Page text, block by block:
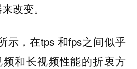
改变。
示，在tps 和fps之间似乎
和长视频性能的折衷方